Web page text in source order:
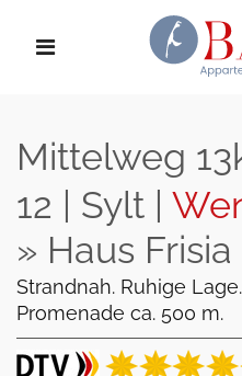
Mittelweg
12 | Sylt |
» Haus Frisia
Strandnah. Ruhige
Promenade ca. 500 m.